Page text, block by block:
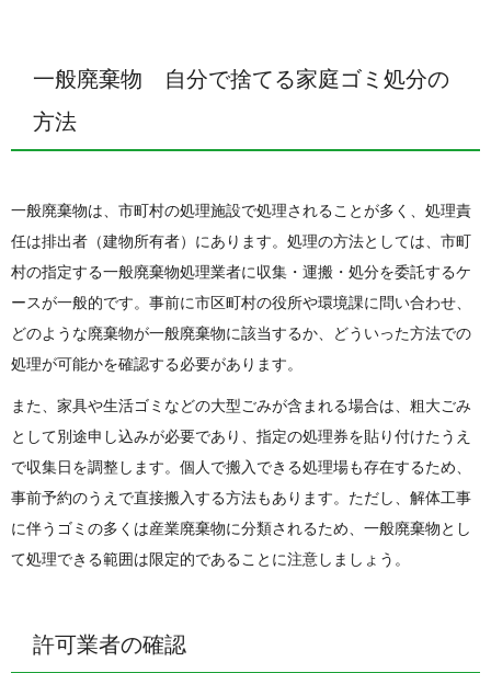
一般廃棄物 自分で捨てる家庭ゴミ処分の
方法
一般廃棄物は、市町村の処理施設で処理されることが多く、処理責
任は排出者（建物所有者）にあります。処理の方法としては、市町
村の指定する一般廃棄物処理業者に収集・運搬・処分を委託するケ
ースが一般的です。事前に市区町村の役所や環境課に問い合わせ、
どのような廃棄物が一般廃棄物に該当するか、どういった方法での
処理が可能かを確認する必要があります。
また、家具や生活ゴミなどの大型ごみが含まれる場合は、粗大ごみ
として別途申し込みが必要であり、指定の処理券を貼り付けたうえ
で収集日を調整します。個人で搬入できる処理場も存在するため、
事前予約のうえで直接搬入する方法もあります。ただし、解体工事
に伴うゴミの多くは産業廃棄物に分類されるため、一般廃棄物とし
て処理できる範囲は限定的であることに注意しましょう。
許可業者の確認